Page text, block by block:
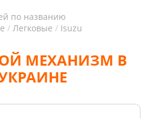
по названию
Легковые Isuzu
МЕХАНИЗМ В